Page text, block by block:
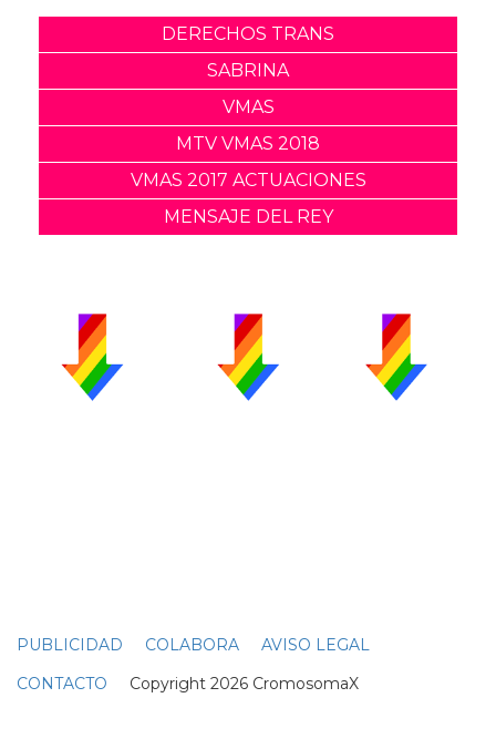
DERECHOS TRANS
SABRINA
VMAS
MTV VMAS 2018
VMAS 2017 ACTUACIONES
MENSAJE DEL REY
PUBLICIDAD COLABORA
AVISO LEGAL
CONTACTO Copyright 2026 CromosomaX